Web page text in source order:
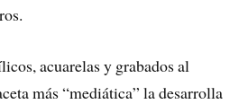
acuarelas y grabados al
más “mediática” la desarrolla